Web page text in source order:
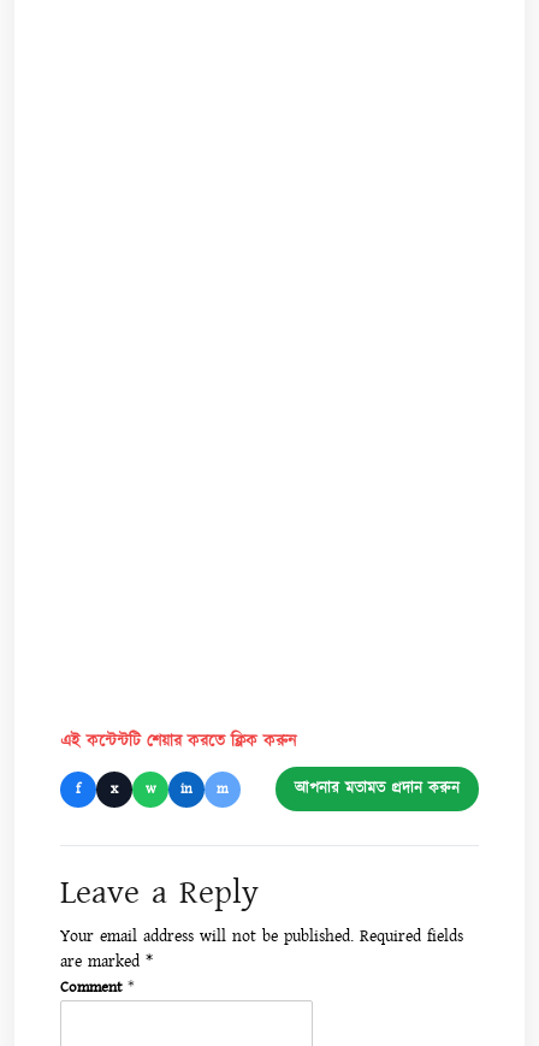
এই কন্টেন্টটি শেয়ার করতে ক্লিক করুন
f x w in m আপনার মতামত প্রদান করুন
Leave a Reply
Your email address will not be published. Required fields
are marked *
Comment *